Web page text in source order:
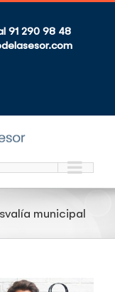
91 290 98 48
municipal